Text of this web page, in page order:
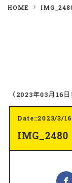
HOME
（2023年03月16日
Date::2023/3/16
IMG_2480